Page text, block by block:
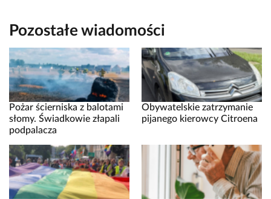
Pozostałe wiadomości
Pożar ścierniska z balotami
słomy. Świadkowie złapali
podpalacza
Obywatelskie zatrzymanie
pijanego kierowcy Citroena